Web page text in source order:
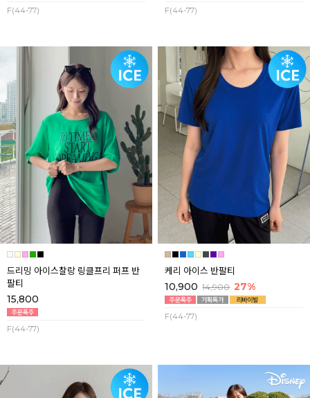
F(44-77) F(44-77)
드리밍 아이스찰랑 링클프리 퍼프 반
팔티
15,800
F(44-77)
케리 아이스 반팔티
10,900 14,900 27%
F(44-77)